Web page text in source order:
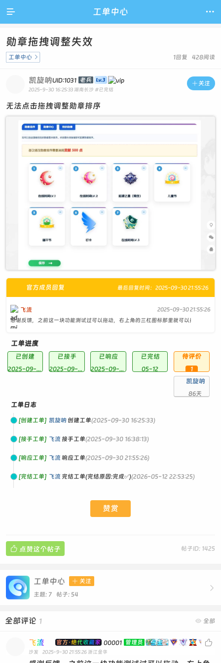
 工单中心 
勋章拖拽调整失效
1回复 428阅读
工单中心 
 关注
凯旋呐UID:1031 老兵
2025-9-30 16:25:33 湖南长沙 #已完结
无法点击拖拽调整勋章排序
最后回复时间：2025-09-30 21:55:26
官方成员回复
飞流
2025-09-30 21:55:26
感谢反馈，之前这一块功能测试过可以拖动，右上角的三杠图标那里就可以拖动 ...
工单进度
已创建
2025-09-30
已接手
2025-09-30 16:38
已响应
2025-09-30 21:55
已完结
05-12
待评价
1
凯旋呐
86天
工单日志
[创建工单] 凯旋呐 创建工单(2025-09-30 16:25:33)
[接手工单] 飞流 接手工单(2025-09-30 16:38:13)
[响应工单] 飞流 响应工单(2025-09-30 21:55:26)
[完结工单] 飞流 完结工单(完结原因:完成✅)(2026-05-12 22:53:25)
赞赏
帖子ID: 1425
 点赞这个帖子

工单中心  关注
主题: 7 帖子: 54
 全部
全部评论 1

飞流 官方·绝代收藏家 00001 管理员
沙发 2025-9-30 21:55:26 浙江金华